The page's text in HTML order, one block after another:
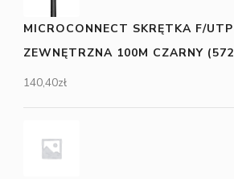
MICROCONNECT SKRĘTKA F/
ZEWNĘTRZNA 100M CZARNY
140,40zł